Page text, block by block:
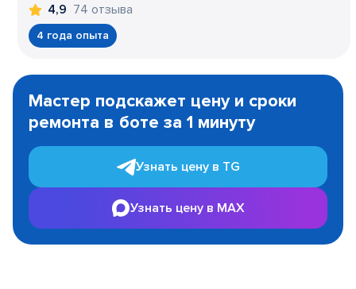
4,9 74 отзыва
4 года опыта
1
Мастер подскажет цену и сроки
ремонта в боте за 1 минуту
Узнать цену в TG
Узнать цену в MAX